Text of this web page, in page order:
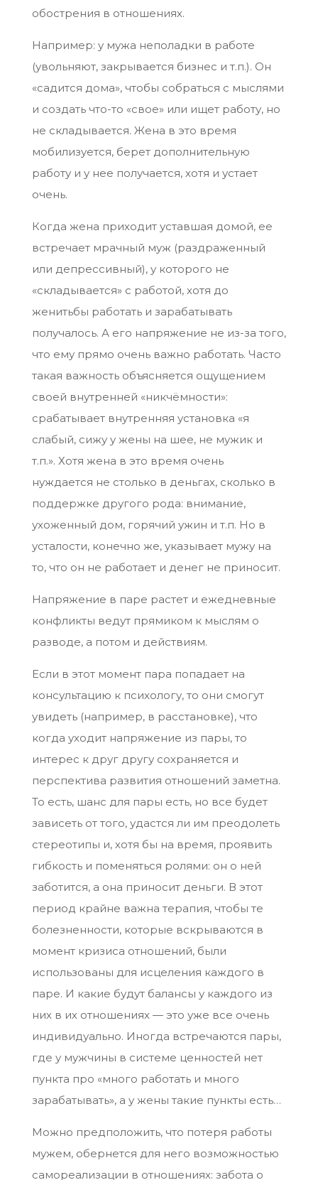
обострения в отношениях.
Например: у мужа неполадки в работе
(увольняют, закрывается бизнес и т.п.). Он
«садится дома», чтобы собраться с мыслями
и создать что-то «свое» или ищет работу, но
не складывается. Жена в это время
мобилизуется, берет дополнительную
работу и у нее получается, хотя и устает
очень.
Когда жена приходит уставшая домой, ее
встречает мрачный муж (раздраженный
или депрессивный), у которого не
«складывается» с работой, хотя до
женитьбы работать и зарабатывать
получалось. А его напряжение не из-за того,
что ему прямо очень важно работать. Часто
такая важность объясняется ощущением
своей внутренней «никчёмности»:
срабатывает внутренняя установка «я
слабый, сижу у жены на шее, не мужик и
т.п.». Хотя жена в это время очень
нуждается не столько в деньгах, сколько в
поддержке другого рода: внимание,
ухоженный дом, горячий ужин и т.п. Но в
усталости, конечно же, указывает мужу на
то, что он не работает и денег не приносит.
Напряжение в паре растет и ежедневные
конфликты ведут прямиком к мыслям о
разводе, а потом и действиям.
Если в этот момент пара попадает на
консультацию к психологу, то они смогут
увидеть (например, в расстановке), что
когда уходит напряжение из пары, то
интерес к друг другу сохраняется и
перспектива развития отношений заметна.
То есть, шанс для пары есть, но все будет
зависеть от того, удастся ли им преодолеть
стереотипы и, хотя бы на время, проявить
гибкость и поменяться ролями: он о ней
заботится, а она приносит деньги. В этот
период крайне важна терапия, чтобы те
болезненности, которые вскрываются в
момент кризиса отношений, были
использованы для исцеления каждого в
паре. И какие будут балансы у каждого из
них в их отношениях — это уже все очень
индивидуально. Иногда встречаются пары,
где у мужчины в системе ценностей нет
пункта про «много работать и много
зарабатывать», а у жены такие пункты есть…
Можно предположить, что потеря работы
мужем, обернется для него возможностью
самореализации в отношениях: забота о